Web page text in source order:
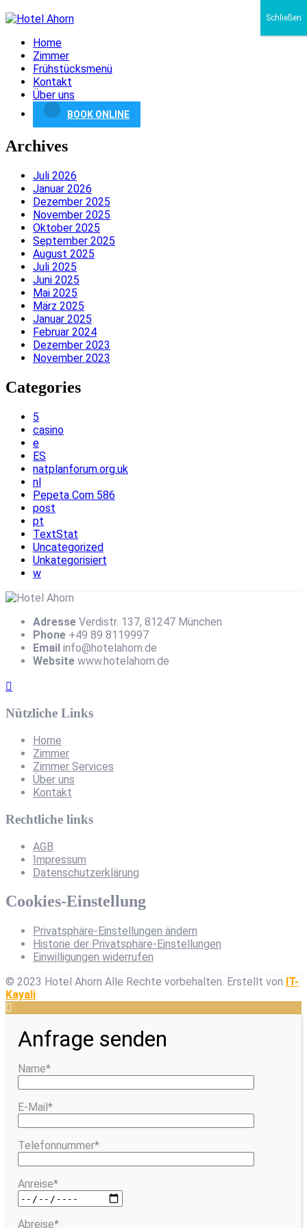
Home
Zimmer
Frühstücksmenü
Kontakt
Über uns
BOOK ONLINE
Archives
Juli 2026
Januar 2026
Dezember 2025
November 2025
Oktober 2025
September 2025
August 2025
Juli 2025
Juni 2025
Mai 2025
März 2025
Januar 2025
Februar 2024
Dezember 2023
November 2023
Categories
5
casino
e
ES
natplanforum.org.uk
nl
Pepeta Com 586
post
pt
TextStat
Uncategorized
Unkategorisiert
w
Adresse Verdistr. 137, 81247 München
Phone +49 89 8119997
Email info@hotelahorn.de
Website www.hotelahorn.de
Nützliche Links
Home
Zimmer
Zimmer Services
Über uns
Kontakt
Rechtliche links
AGB
Impressum
Datenschutzerklärung
Cookies-Einstellung
Privatsphäre-Einstellungen ändern
Historie der Privatsphäre-Einstellungen
Einwilligungen widerrufen
© 2023 Hotel Ahorn Alle Rechte vorbehalten. Erstellt von IT-
Kayali
Anfrage senden
Name*
E-Mail*
Telefonnummer*
Anreise*
Abreise*
Schließen